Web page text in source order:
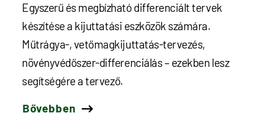
Egyszerű és megbízható differenciált tervek
készítése a kijuttatási eszközök számára.
Műtrágya-, vetőmagkijuttatás-tervezés,
növényvédőszer-differenciálás – ezekben lesz
segítségére a tervező.
Bővebben